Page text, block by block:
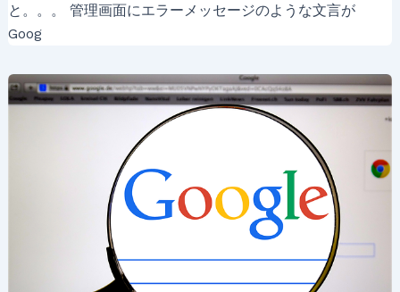
と。。。 管理画面にエラーメッセージのような文言が
Goog